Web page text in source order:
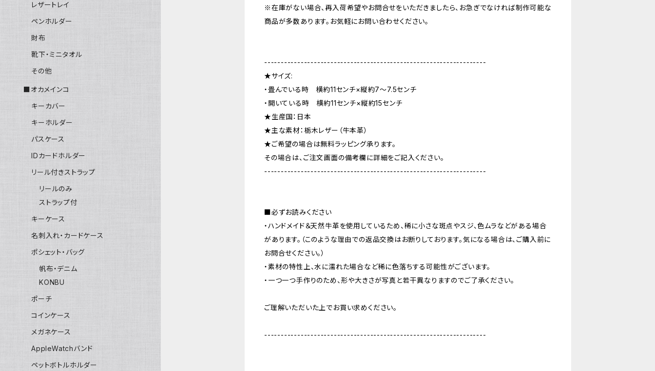
※在庫がない場合、再入荷希望やお問合せをいただきましたら、お急ぎでなければ制作可能な
商品が多数あります。お気軽にお問い合わせください。
-------------------------------------------------------------------
★サイズ:
・畳んでいる時 横約11センチ×縦約7〜7.5センチ
・開いている時 横約11センチ×縦約15センチ
★生産国：日本
★主な素材：栃木レザー（牛本革）
★ご希望の場合は無料ラッピング承ります。
その場合は、ご注文画面の備考欄に詳細をご記入ください。
-------------------------------------------------------------------
■必ずお読みください
・ハンドメイド＆天然牛革を使用しているため、稀に小さな斑点やスジ、色ムラなどがある場合
があります。（このような理由での返品交換はお断りしております。気になる場合は、ご購入前に
お問合せください。）
・素材の特性上、水に濡れた場合など稀に色落ちする可能性がございます。
・一つ一つ手作りのため、形や大きさが写真と若干異なりますのでご了承ください。
ご理解いただいた上でお買い求めください。
-------------------------------------------------------------------
レザートレイ
ペンホルダー
財布
靴下・ミニタオル
その他
■オカメインコ
キーカバー
キーホルダー
パスケース
IDカードホルダー
リール付きストラップ
リールのみ
ストラップ付
キーケース
名刺入れ・カードケース
ポシェット・バッグ
帆布・デニム
KONBU
ポーチ
コインケース
メガネケース
AppleWatchバンド
ペットボトルホルダー